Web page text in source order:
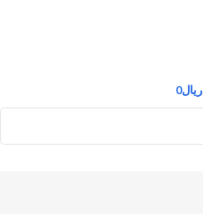
ریال0